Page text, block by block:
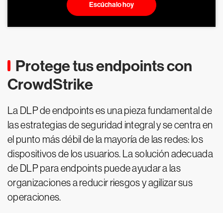
Escúchalo hoy
Protege tus endpoints con
CrowdStrike
La DLP de endpoints es una pieza fundamental de
las estrategias de seguridad integral y se centra en
el punto más débil de la mayoría de las redes: los
dispositivos de los usuarios. La solución adecuada
de DLP para endpoints puede ayudar a las
organizaciones a reducir riesgos y agilizar sus
operaciones.